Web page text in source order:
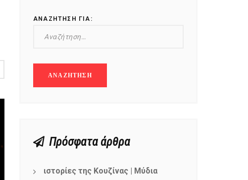
ΑΝΑΖΉΤΗΣΗ ΓΙΑ:
Πρόσφατα άρθρα
ιστορίες της Κουζίνας | Μύδια